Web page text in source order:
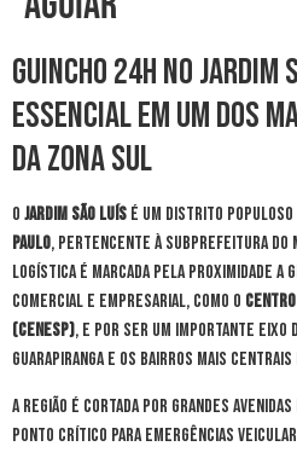
Guincho 24h no Jardim
Essencial em um dos
da Zona Sul
O Jardim São Luís é um distrito
Paulo, pertencente à Subprefeitura do
logística é marcada pela proximidade a
comercial e empresarial, como o
(Cenesp), e por ser um importante eixo
Guarapiranga e os bairros mais centrais
A região é cortada por grandes
ponto crítico para emergências